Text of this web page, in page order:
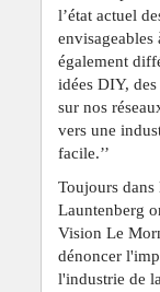
l’état actuel
envisageables
également
idées DIY,
sur nos
vers une
facile.’’
Toujours dans
Launtenberg
Vision Le
dénoncer
l'industrie de